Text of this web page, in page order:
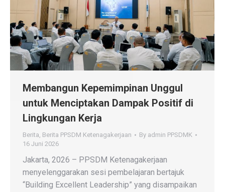
Membangun Kepemimpinan Unggul
untuk Menciptakan Dampak Positif di
Lingkungan Kerja
Berita, Berita PPSDM Ketenagakerjaan By admin PPSDMK
16 Juni 2026
Jakarta, 2026 – PPSDM Ketenagakerjaan
menyelenggarakan sesi pembelajaran bertajuk
“Building Excellent Leadership” yang disampaikan